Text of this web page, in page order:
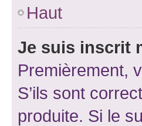
Haut
Je suis inscrit
Premièrement,
S’ils sont
produite. Si le